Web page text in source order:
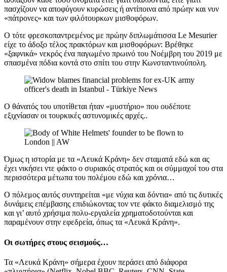
πασχίζουν να αποφύγουν κυρώσεις ή αντίποινα από πρώην και νυν
«πάτρονες» και των φιλότουρκων μισθοφόρων.
Ο τότε φρεσκοπαντρεμένος με πρώην διπλωμάτισσα Le Mesurier
είχε το άδοξο τέλος πρακτόρων και μισθοφόρων: Βρέθηκε
«ξαφνικά» νεκρός ένα παγωμένο πρωινό του Νοέμβρη του 2019 με
σπασμένα πόδια κοντά στο σπίτι του στην Κωνσταντινούπολη.
Ο θάνατός του υποτίθεται ήταν «μυστήριο» που ουδέποτε
εξιχνίασαν οι τουρκικές αστυνομικές αρχές..
Όμως η ιστορία με τα «Λευκά Κράνη» δεν σταματά εδώ και ας
έχει νικήσει ντε φάκτο ο συριακός στρατός και οι σύμμαχοί του στα
περισσότερα μέτωπα του πολέμου εδώ και χρόνια…
Ο πόλεμος αυτός συντηρείται «με νύχια και δόντια» από τις δυτικές
δυνάμεις επέμβασης επιδιώκοντας τον ντε φάκτο διαμελισμό της
και γι’ αυτό χρήσιμα πολυ-εργαλεία χρηματοδοτούνται και
παραμένουν στην εφεδρεία, όπως τα «Λευκά Κράνη».
Οι σωτήρες στους σεισμούς…
Τα «Λευκά Κράνη» σήμερα έχουν περάσει από διάφορα